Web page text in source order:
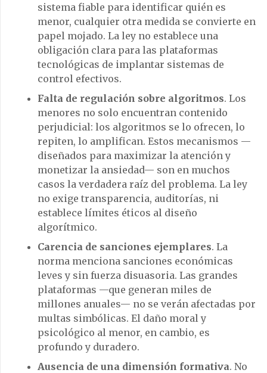
sistema fiable para identificar quién es
menor, cualquier otra medida se convierte en
papel mojado. La ley no establece una
obligación clara para las plataformas
tecnológicas de implantar sistemas de
control efectivos.
Falta de regulación sobre algoritmos. Los
menores no solo encuentran contenido
perjudicial: los algoritmos se lo ofrecen, lo
repiten, lo amplifican. Estos mecanismos —
diseñados para maximizar la atención y
monetizar la ansiedad— son en muchos
casos la verdadera raíz del problema. La ley
no exige transparencia, auditorías, ni
establece límites éticos al diseño
algorítmico.
Carencia de sanciones ejemplares. La
norma menciona sanciones económicas
leves y sin fuerza disuasoria. Las grandes
plataformas —que generan miles de
millones anuales— no se verán afectadas por
multas simbólicas. El daño moral y
psicológico al menor, en cambio, es
profundo y duradero.
Ausencia de una dimensión formativa. No